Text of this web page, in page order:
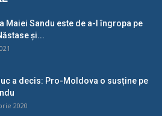
Maiei Sandu este de a-l îngropa pe
și...
a decis: Pro-Moldova o susține pe
2020